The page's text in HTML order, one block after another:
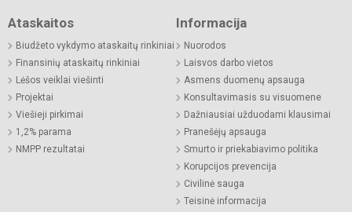
Ataskaitos
Biudžeto vykdymo ataskaitų rinkiniai
Finansinių ataskaitų rinkiniai
Lėšos veiklai viešinti
Projektai
Viešieji pirkimai
1,2% parama
NMPP rezultatai
Informacija
Nuorodos
Laisvos darbo vietos
Asmens duomenų apsauga
Konsultavimasis su visuomene
Dažniausiai užduodami klausimai
Pranešėjų apsauga
Smurto ir priekabiavimo politika
Korupcijos prevencija
Civilinė sauga
Teisinė informacija